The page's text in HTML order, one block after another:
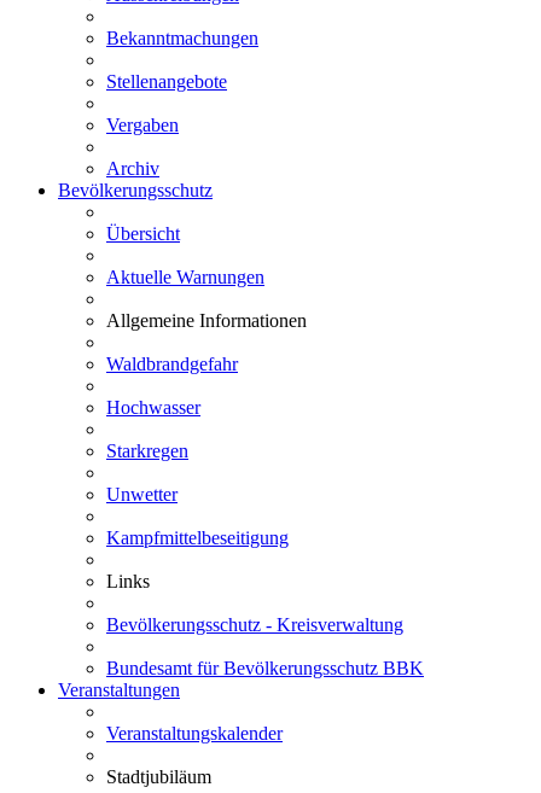
Bekanntmachungen
Stellenangebote
Vergaben
Archiv
Bevölkerungsschutz
Übersicht
Aktuelle Warnungen
Allgemeine Informationen
Waldbrandgefahr
Hochwasser
Starkregen
Unwetter
Kampfmittelbeseitigung
Links
Bevölkerungsschutz - Kreisverwaltung
Bundesamt für Bevölkerungsschutz BBK
Veranstaltungen
Veranstaltungskalender
Stadtjubiläum